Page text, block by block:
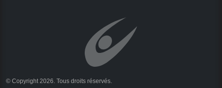
© Copyright 2026. Tous droits réservés.